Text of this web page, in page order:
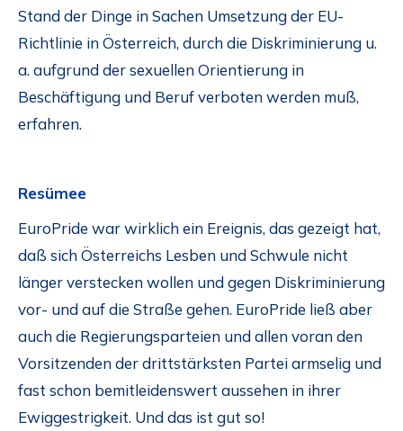
Stand der Dinge in Sachen Umsetzung der EU-
Richtlinie in Österreich, durch die Diskriminierung u.
a. aufgrund der sexuellen Orientierung in
Beschäftigung und Beruf verboten werden muß,
erfahren.
Resümee
EuroPride war wirklich ein Ereignis, das gezeigt hat,
daß sich Österreichs Lesben und Schwule nicht
länger verstecken wollen und gegen Diskriminierung
vor- und auf die Straße gehen. EuroPride ließ aber
auch die Regierungsparteien und allen voran den
Vorsitzenden der drittstärksten Partei armselig und
fast schon bemitleidenswert aussehen in ihrer
Ewiggestrigkeit. Und das ist gut so!